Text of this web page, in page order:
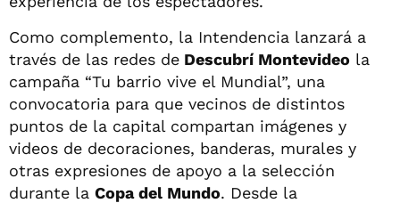
Como complemento, la Intendencia lanzará a
través de las redes de Descubrí Montevideo la
campaña “Tu barrio vive el Mundial”, una
convocatoria para que vecinos de distintos
puntos de la capital compartan imágenes y
videos de decoraciones, banderas, murales y
otras expresiones de apoyo a la selección
durante la Copa del Mundo. Desde la